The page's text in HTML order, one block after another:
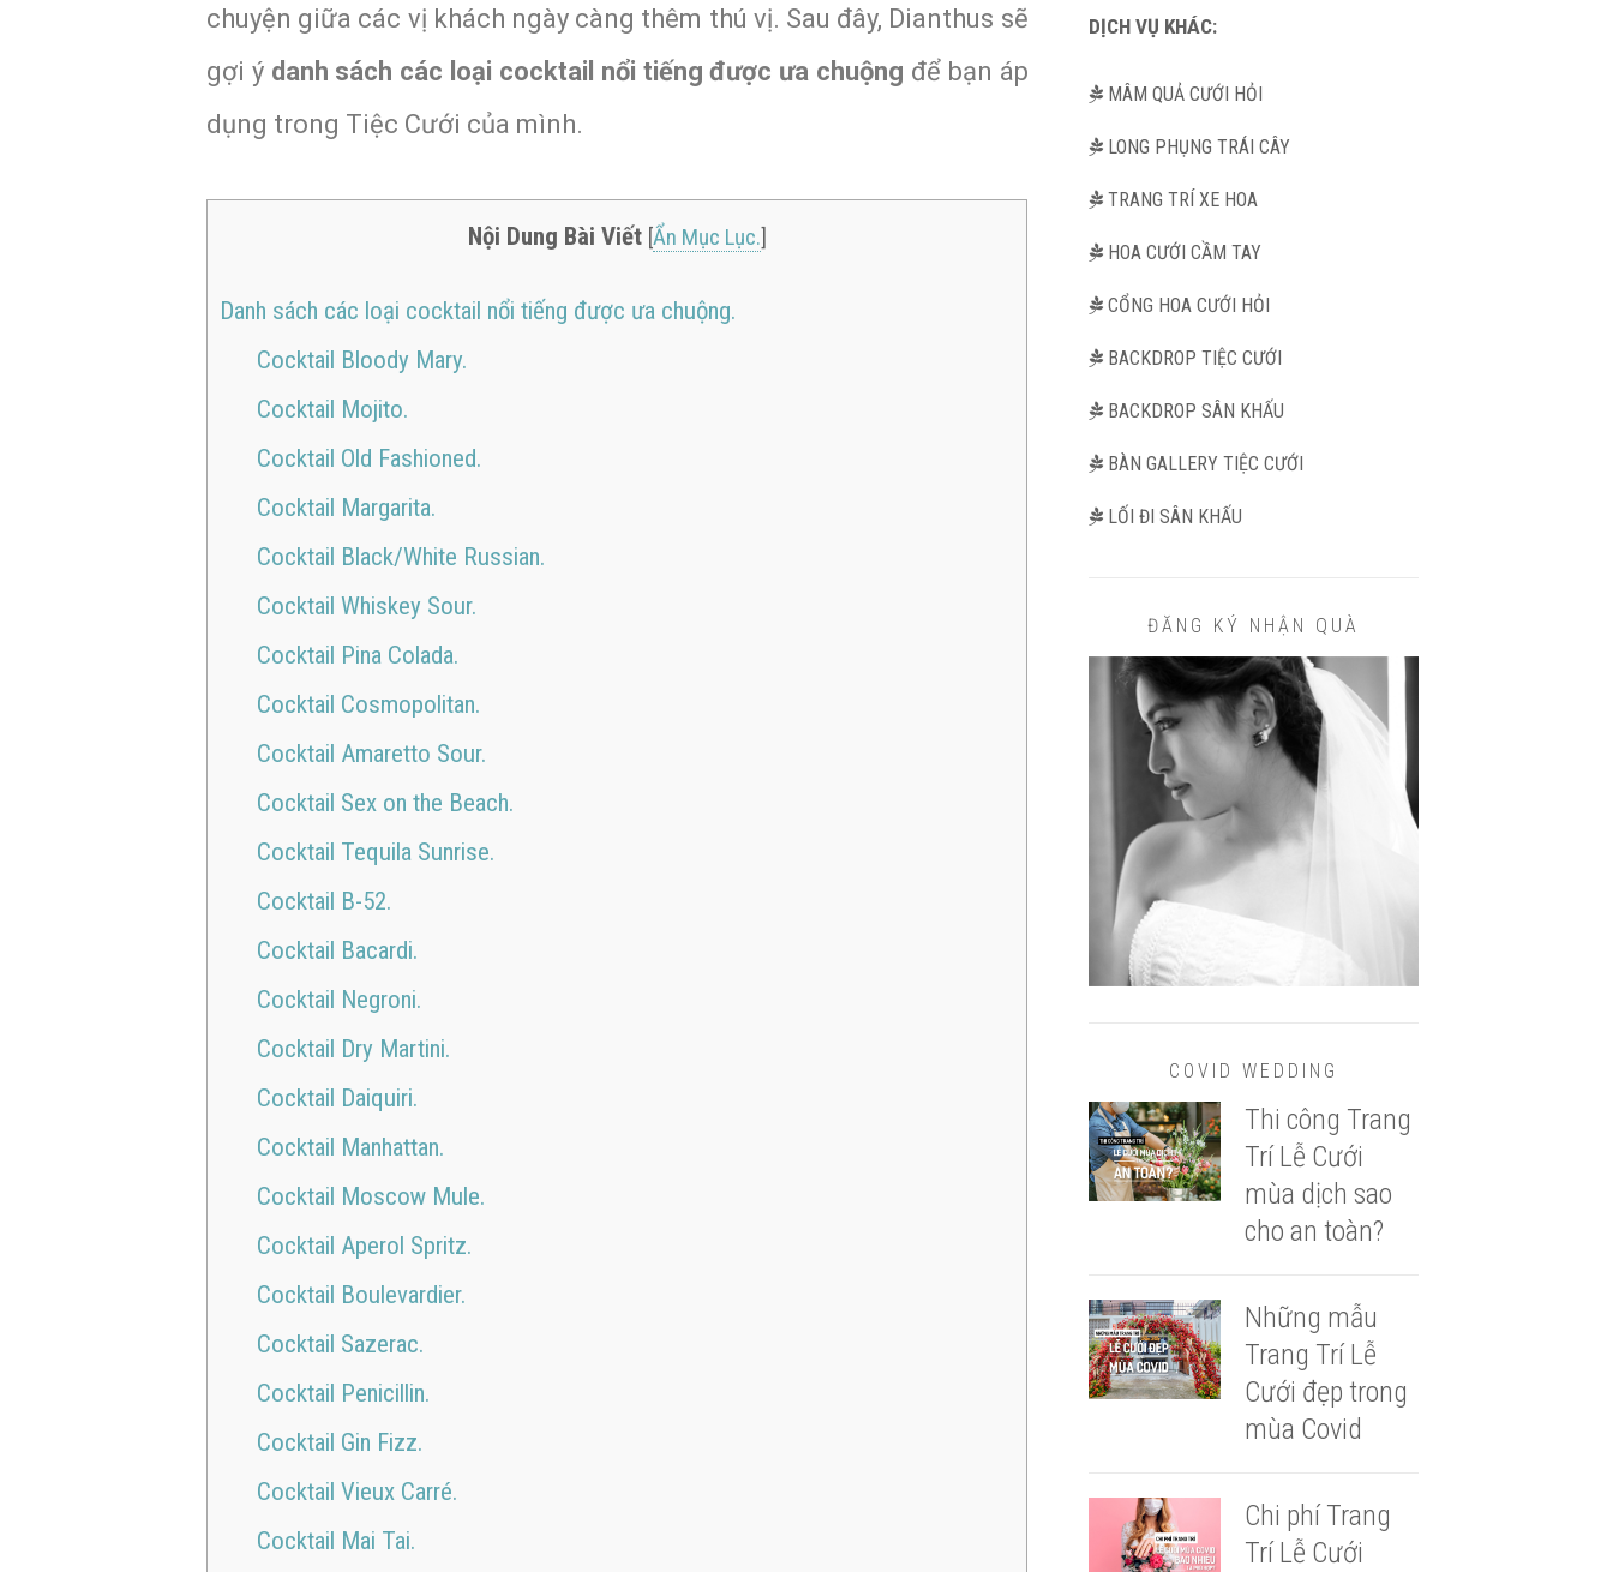
chuyện giữa các vị khách ngày càng thêm thú vị. Sau đây, Dianthus sẽ
gợi ý danh sách các loại cocktail nổi tiếng được ưa chuộng để bạn áp
dụng trong Tiệc Cưới của mình.
Nội Dung Bài Viết [Ẩn Mục Lục.]
Danh sách các loại cocktail nổi tiếng được ưa chuộng.
Cocktail Bloody Mary.
Cocktail Mojito.
Cocktail Old Fashioned.
Cocktail Margarita.
Cocktail Black/White Russian.
Cocktail Whiskey Sour.
Cocktail Pina Colada.
Cocktail Cosmopolitan.
Cocktail Amaretto Sour.
Cocktail Sex on the Beach.
Cocktail Tequila Sunrise.
Cocktail B-52.
Cocktail Bacardi.
Cocktail Negroni.
Cocktail Dry Martini.
Cocktail Daiquiri.
Cocktail Manhattan.
Cocktail Moscow Mule.
Cocktail Aperol Spritz.
Cocktail Boulevardier.
Cocktail Sazerac.
Cocktail Penicillin.
Cocktail Gin Fizz.
Cocktail Vieux Carré.
Cocktail Mai Tai.
DỊCH VỤ KHÁC:
MÂM QUẢ CƯỚI HỎI
LONG PHỤNG TRÁI CÂY
TRANG TRÍ XE HOA
HOA CƯỚI CẦM TAY
CỔNG HOA CƯỚI HỎI
BACKDROP TIỆC CƯỚI
BACKDROP SÂN KHẤU
BÀN GALLERY TIỆC CƯỚI
LỐI ĐI SÂN KHẤU
ĐĂNG KÝ NHẬN QUÀ
COVID WEDDING
Thi công Trang
Trí Lễ Cưới
mùa dịch sao
cho an toàn?
Những mẫu
Trang Trí Lễ
Cưới đẹp trong
mùa Covid
Chi phí Trang
Trí Lễ Cưới